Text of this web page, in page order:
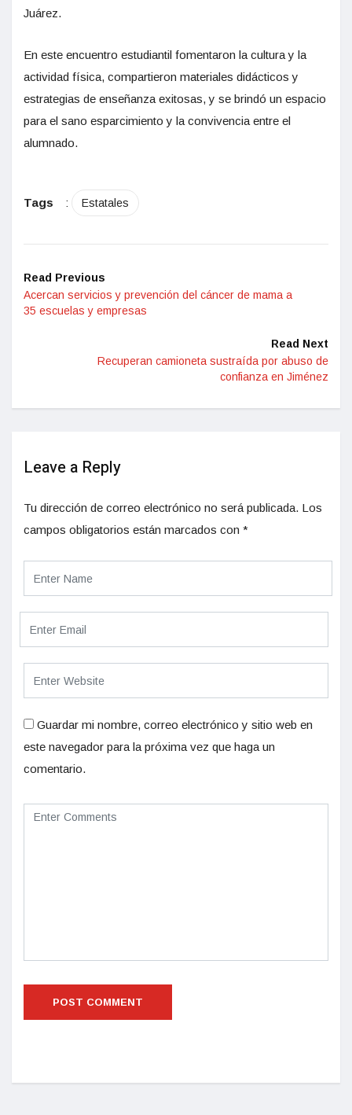
Juárez.
En este encuentro estudiantil fomentaron la cultura y la
actividad física, compartieron materiales didácticos y
estrategias de enseñanza exitosas, y se brindó un espacio
para el sano esparcimiento y la convivencia entre el
alumnado.
Tags : Estatales
Read Previous
Acercan servicios y prevención del cáncer de mama a
35 escuelas y empresas
Read Next
Recuperan camioneta sustraída por abuso de
confianza en Jiménez
Leave a Reply
Tu dirección de correo electrónico no será publicada. Los
campos obligatorios están marcados con *
Guardar mi nombre, correo electrónico y sitio web en
este navegador para la próxima vez que haga un
comentario.